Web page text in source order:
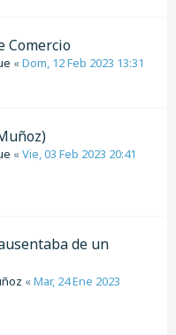
Comercio
«Dom, 12 Feb 2023 13:31
«Vie, 03 Feb 2023 20:41
de un
«Mar, 24 Ene 2023